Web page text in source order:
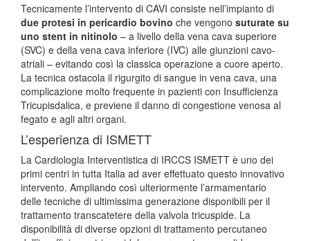
Tecnicamente l’intervento di CAVI consiste nell’impianto di
due protesi in pericardio bovino che vengono suturate su
uno stent in nitinolo – a livello della vena cava superiore
(SVC) e della vena cava inferiore (IVC) alle giunzioni cavo-
atriali – evitando così la classica operazione a cuore aperto.
La tecnica ostacola il rigurgito di sangue in vena cava, una
complicazione molto frequente in pazienti con Insufficienza
Tricupisdalica, e previene il danno di congestione venosa al
fegato e agli altri organi.
L’esperienza di ISMETT
La Cardiologia Interventistica di IRCCS ISMETT è uno dei
primi centri in tutta Italia ad aver effettuato questo innovativo
intervento. Ampliando così ulteriormente l’armamentario
delle tecniche di ultimissima generazione disponibili per il
trattamento transcatetere della valvola tricuspide. La
disponibilità di diverse opzioni di trattamento percutaneo